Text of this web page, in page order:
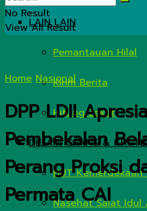
LAIN LAIN
Pemantauan Hilal
Kirim Berita
Hitung Zakat
DESAIN GRAFIS &
HUT Kemerdekaan
Nasehat Salat Idul
No Result
View All Result
Home Nasional
DPP LDII
Pembekalan
Perang Proksi
Permata CAI